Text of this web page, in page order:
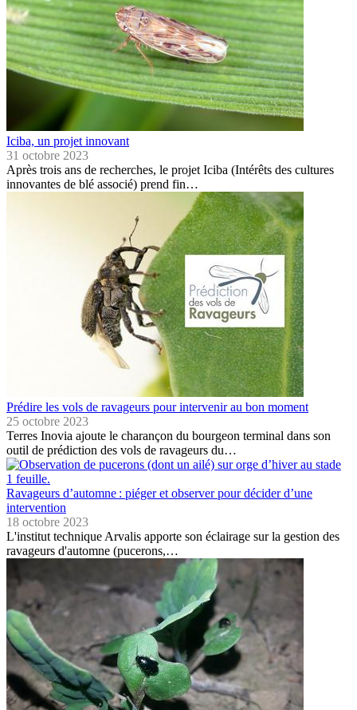
Iciba, un projet innovant
31 octobre 2023
Après trois ans de recherches, le projet Iciba (Intérêts des cultures
innovantes de blé associé) prend fin…
Prédire les vols de ravageurs pour intervenir au bon moment
25 octobre 2023
Terres Inovia ajoute le charançon du bourgeon terminal dans son
outil de prédiction des vols de ravageurs du…
Ravageurs d’automne : piéger et observer pour décider d’une
intervention
18 octobre 2023
L'institut technique Arvalis apporte son éclairage sur la gestion des
ravageurs d'automne (pucerons,…